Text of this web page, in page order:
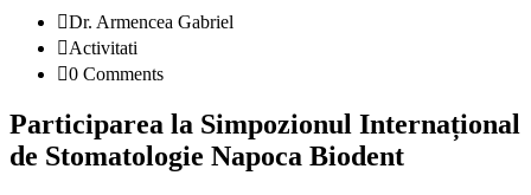
Dr. Armencea Gabriel
Activitati
0 Comments
Participarea la Simpozionul Internațional
de Stomatologie Napoca Biodent